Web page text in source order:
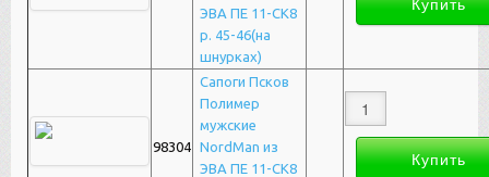
ЭВА ПЕ 11-СК8
р. 45-46(на
шнурках)
98304
Сапоги Псков
Полимер
мужские
NordMan из
ЭВА ПЕ 11-СК8